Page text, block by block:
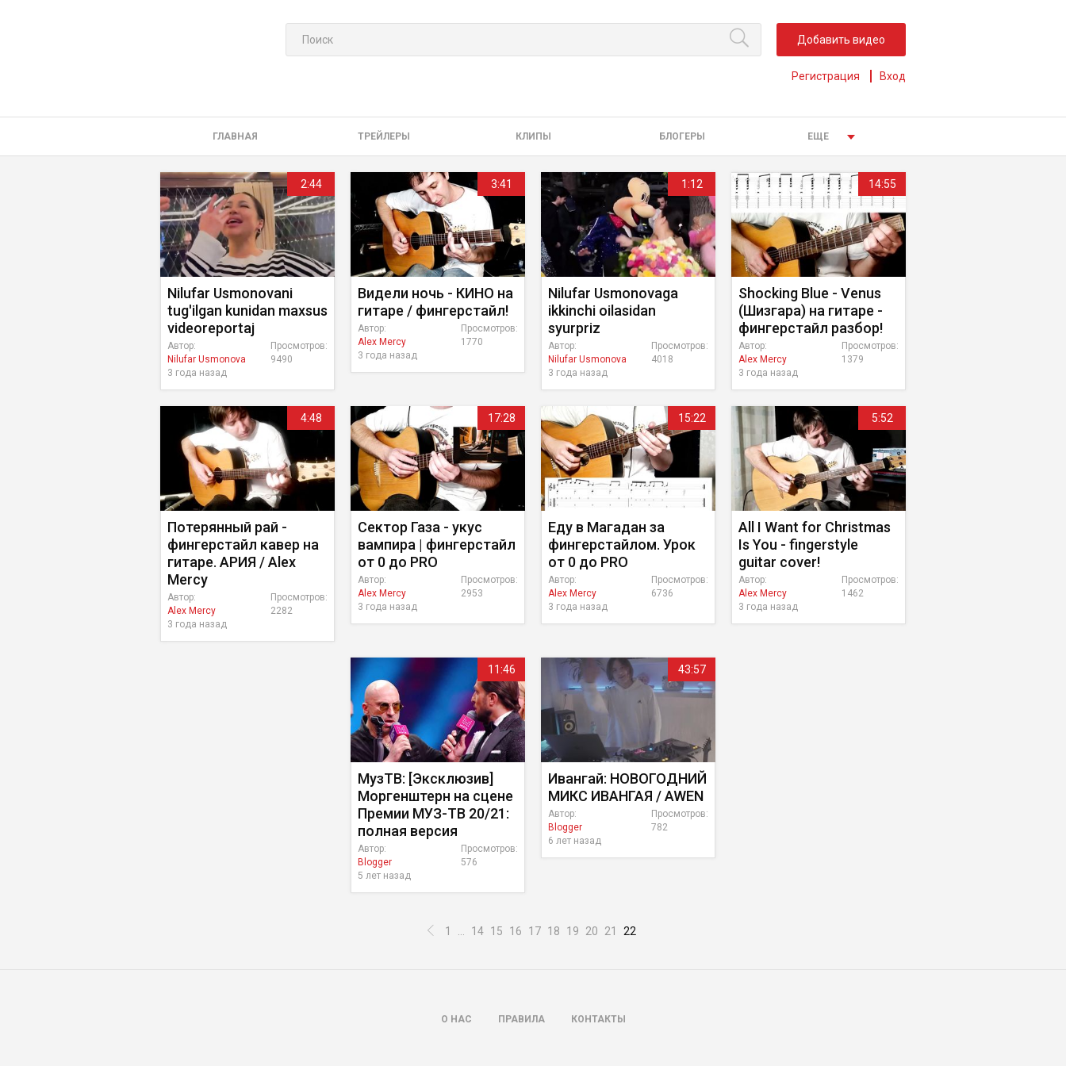
Добавить видео
Регистрация Вход
ГЛАВНАЯ ТРЕЙЛЕРЫ КЛИПЫ БЛОГЕРЫ ЕЩЕ
2:44
Nilufar Usmonovani
tug'ilgan kunidan maxsus
videoreportaj
Просмотров:
9490
Автор:
Nilufar Usmonova
3 года назад
3:41
Видели ночь - КИНО на
гитаре / фингерстайл!
Просмотров:
1770
Автор:
Alex Mercy
3 года назад
1:12
Nilufar Usmonovaga
ikkinchi oilasidan
syurpriz
Просмотров:
4018
Автор:
Nilufar Usmonova
3 года назад
14:55
Shocking Blue - Venus
(Шизгара) на гитаре -
фингерстайл разбор!
Просмотров:
1379
Автор:
Alex Mercy
3 года назад
4:48
Потерянный рай -
фингерстайл кавер на
гитаре. АРИЯ / Alex
Mercy
Просмотров:
2282
Автор:
Alex Mercy
3 года назад
17:28
Сектор Газа - укус
вампира | фингерстайл
от 0 до PRO
Просмотров:
2953
Автор:
Alex Mercy
3 года назад
15:22
Еду в Магадан за
фингерстайлом. Урок
от 0 до PRO
Просмотров:
6736
Автор:
Alex Mercy
3 года назад
5:52
All I Want for Christmas
Is You - fingerstyle
guitar cover!
Просмотров:
1462
Автор:
Alex Mercy
3 года назад
11:46
МузТВ: [Эксклюзив]
Моргенштерн на сцене
Премии МУЗ-ТВ 20/21:
полная версия
Просмотров:
576
Автор:
Blogger
5 лет назад
43:57
Ивангай: НОВОГОДНИЙ
МИКС ИВАНГАЯ / AWEN
Просмотров:
782
Автор:
Blogger
6 лет назад
1 14 15 16 17 18 19 20 21 22
О НАС ПРАВИЛА КОНТАКТЫ